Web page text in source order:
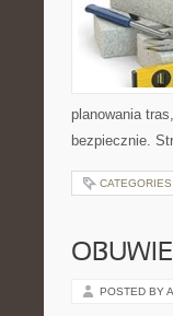
planowania
bezpiecznie.
CATEGORIES:
POSTED BY